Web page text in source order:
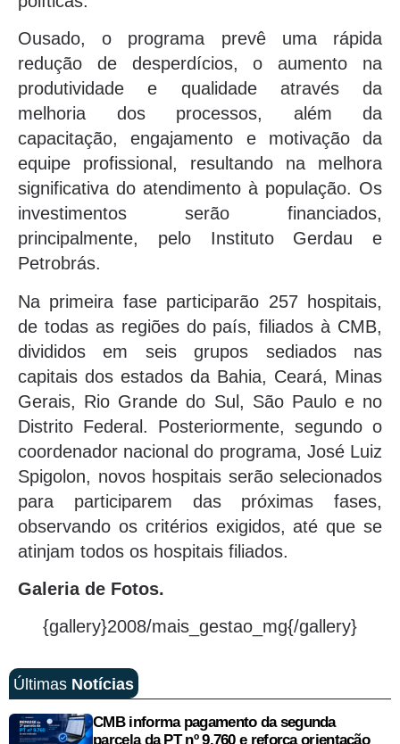
Ousado, o programa prevê uma rápida
redução de desperdícios, o aumento na
produtividade e qualidade através da
melhoria dos processos, além da
capacitação, engajamento e motivação da
equipe profissional, resultando na melhora
significativa do atendimento à população. Os
investimentos serão financiados,
principalmente, pelo Instituto Gerdau e
Petrobrás.
Na primeira fase participarão 257 hospitais,
de todas as regiões do país, filiados à CMB,
divididos em seis grupos sediados nas
capitais dos estados da Bahia, Ceará, Minas
Gerais, Rio Grande do Sul, São Paulo e no
Distrito Federal. Posteriormente, segundo o
coordenador nacional do programa, José Luiz
Spigolon, novos hospitais serão selecionados
para participarem das próximas fases,
observando os critérios exigidos, até que se
atinjam todos os hospitais filiados.
Galeria de Fotos.
{gallery}2008/mais_gestao_mg{/gallery}
Últimas Notícias
CMB informa pagamento da segunda
parcela da PT nº 9.760 e reforça orientação